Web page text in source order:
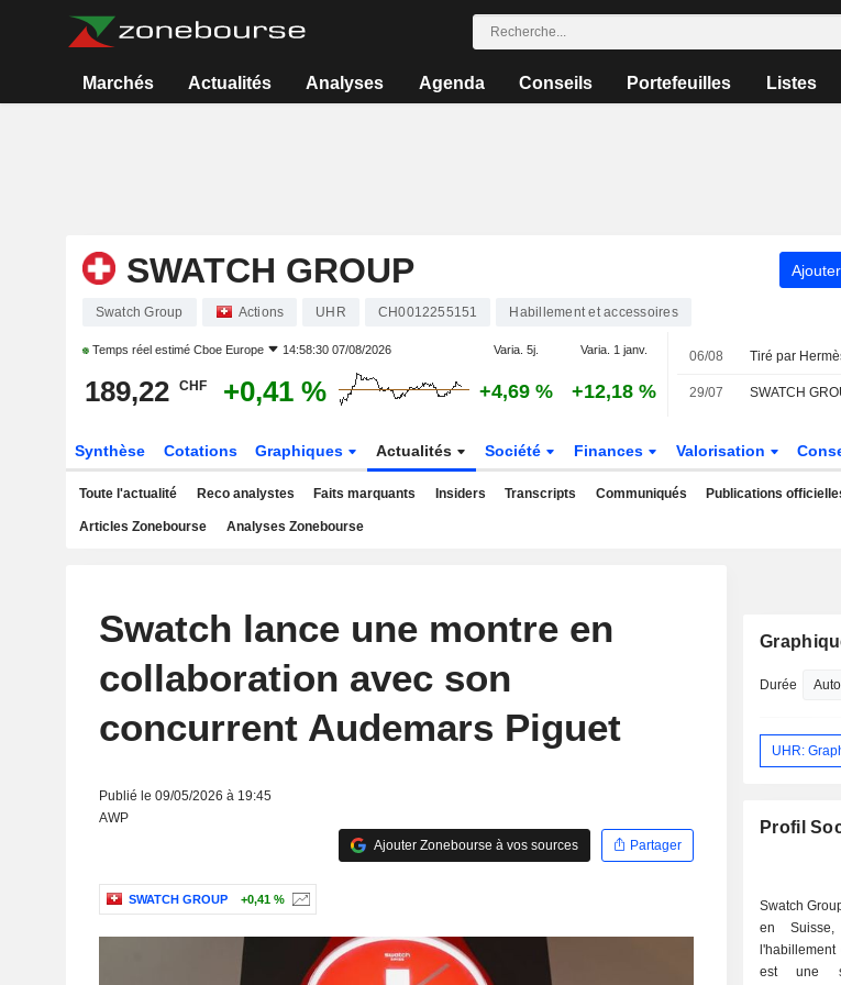
Marchés Actualités Analyses Agenda Conseils Portefeuilles Listes
SWATCH GROUP
Swatch Group Actions UHR CH0012255151 Habillement et accessoires
Temps réel estimé Cboe Europe 14:58:30 07/08/2026 Varia. 5j. Varia. 1 janv.
189,22 CHF +0,41 % +4,69 % +12,18 %
06/08
29/07
Synthèse Cotations Graphiques Actualités Société Finances Valorisation
Toute l'actualité Reco analystes Faits marquants Insiders Transcripts Communiqués Publications
Articles Zonebourse Analyses Zonebourse
Swatch lance une montre en
collaboration avec son
concurrent Audemars Piguet
Publié le 09/05/2026 à 19:45
AWP
Ajouter Zonebourse à vos sources
Partager
SWATCH GROUP +0,41 %
Durée
UHR:
Profil
Swatch
en
est une